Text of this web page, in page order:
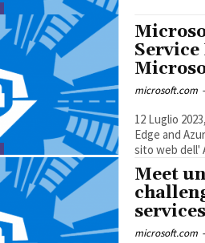
Service
microsoft.com -
12 Luglio 2023, 7:32 Microsoft Entra expands
Edge and Azure
sito web dell'
Meet
services
microsoft.com -